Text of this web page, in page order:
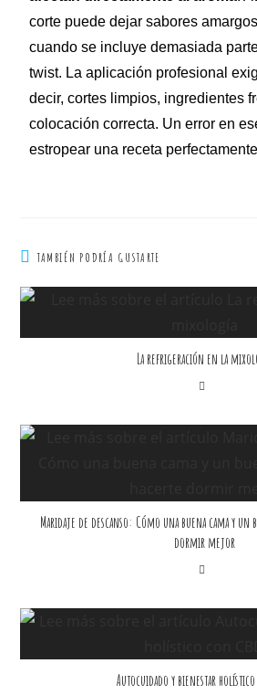
corte puede dejar sabores
cuando se incluye demasiada
twist. La aplicación profesional
decir, cortes limpios, ingredientes
colocación correcta. Un error en
estropear una receta
TAMBIÉN PODRÍA GUSTARTE
La refrigeración en la
Maridaje de descanso: Cómo una buena cama y
dormir mejor
Autocuidado y bienestar holístico